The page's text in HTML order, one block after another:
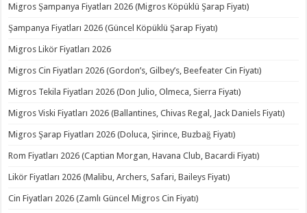
Migros Şampanya Fiyatları 2026 (Migros Köpüklü Şarap Fiyatı)
Şampanya Fiyatları 2026 (Güncel Köpüklü Şarap Fiyatı)
Migros Likör Fiyatları 2026
Migros Cin Fiyatları 2026 (Gordon’s, Gilbey’s, Beefeater Cin Fiyatı)
Migros Tekila Fiyatları 2026 (Don Julio, Olmeca, Sierra Fiyatı)
Migros Viski Fiyatları 2026 (Ballantines, Chivas Regal, Jack Daniels Fiyatı)
Migros Şarap Fiyatları 2026 (Doluca, Şirince, Buzbağ Fiyatı)
Rom Fiyatları 2026 (Captian Morgan, Havana Club, Bacardi Fiyatı)
Likör Fiyatları 2026 (Malibu, Archers, Safari, Baileys Fiyatı)
Cin Fiyatları 2026 (Zamlı Güncel Migros Cin Fiyatı)